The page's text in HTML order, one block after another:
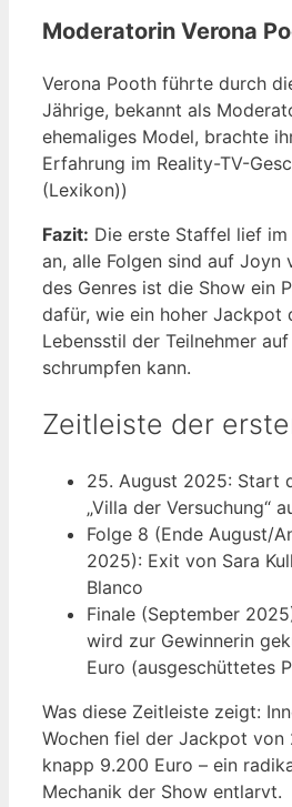
Moderatorin Verona
Verona Pooth führte durch
Jährige, bekannt als
ehemaliges Model, brachte
Erfahrung im Reality-TV-
(Lexikon))
Fazit: Die erste Staffel lief
an, alle Folgen sind auf Joyn
des Genres ist die Show ein
dafür, wie ein hoher Jackpot
Lebensstil der Teilnehmer
schrumpfen kann.
Zeitleiste der
25. August 2025: Start
„Villa der Versuchung“
Folge 8 (Ende August/
2025): Exit von Sara
Blanco
Finale (September
wird zur Gewinnerin
Euro (ausgeschüttetes
Was diese Zeitleiste zeigt:
Wochen fiel der Jackpot von
knapp 9.200 Euro – ein
Mechanik der Show entlarvt.